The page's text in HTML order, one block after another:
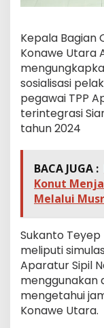
Kepala Bagian
Konawe Utara
sosialisasi
pegawai TPP
terintegrasi
tahun 2024
BACA JUGA :
Konut
Melalui
Sukanto
meliputi
Aparatur Sipil
menggunakan
mengetahui
Konawe Utara.